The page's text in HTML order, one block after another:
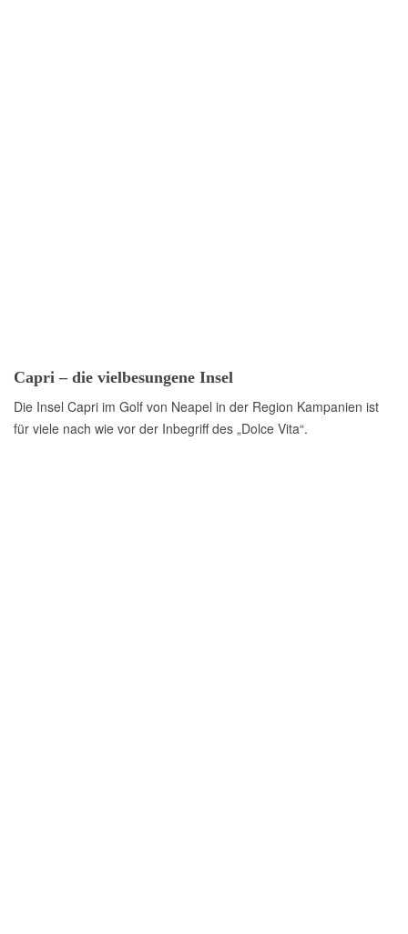
Capri – die vielbesungene Insel
Die Insel Capri im Golf von Neapel in der Region Kampanien ist
für viele nach wie vor der Inbegriff des „Dolce Vita“.